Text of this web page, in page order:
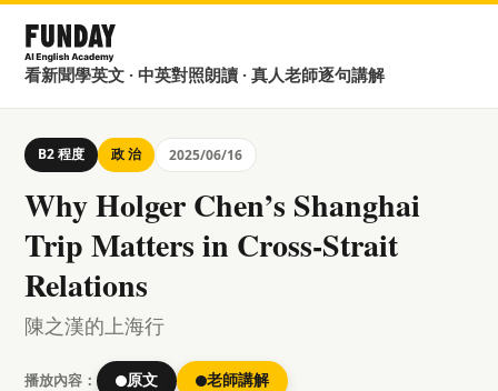
看新聞學英文 · 中英對照朗讀 · 真人老師逐句講解
B2 程度 政 治 2025/06/16
Why Holger Chen’s Shanghai
Trip Matters in Cross-Strait
Relations
陳之漢的上海行
播放內容： 原文 老師講解